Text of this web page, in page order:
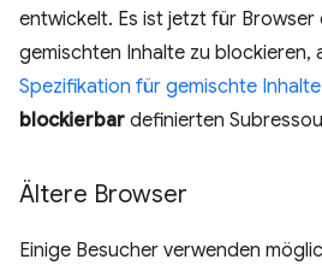
entwickelt. Es ist jetzt für Browser
gemischten Inhalte zu blockieren,
Spezifikation für gemischte Inhalte
blockierbar definierten
Ältere Browser
Einige Besucher verwenden